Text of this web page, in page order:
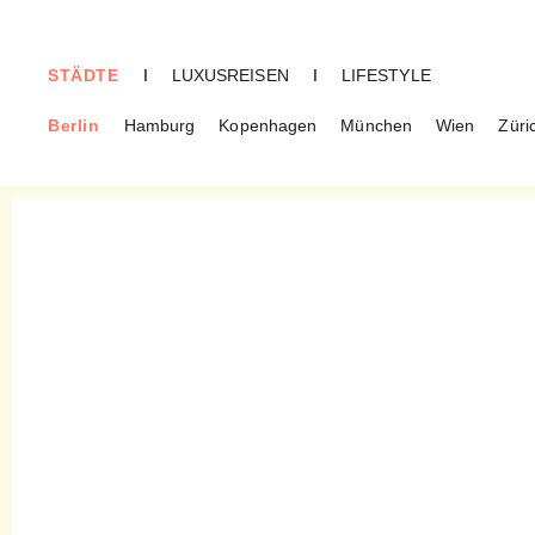
STÄDTE
Berlin Hamburg Kopenhagen München Wien
I LUXUSREISEN I LIFESTYLE